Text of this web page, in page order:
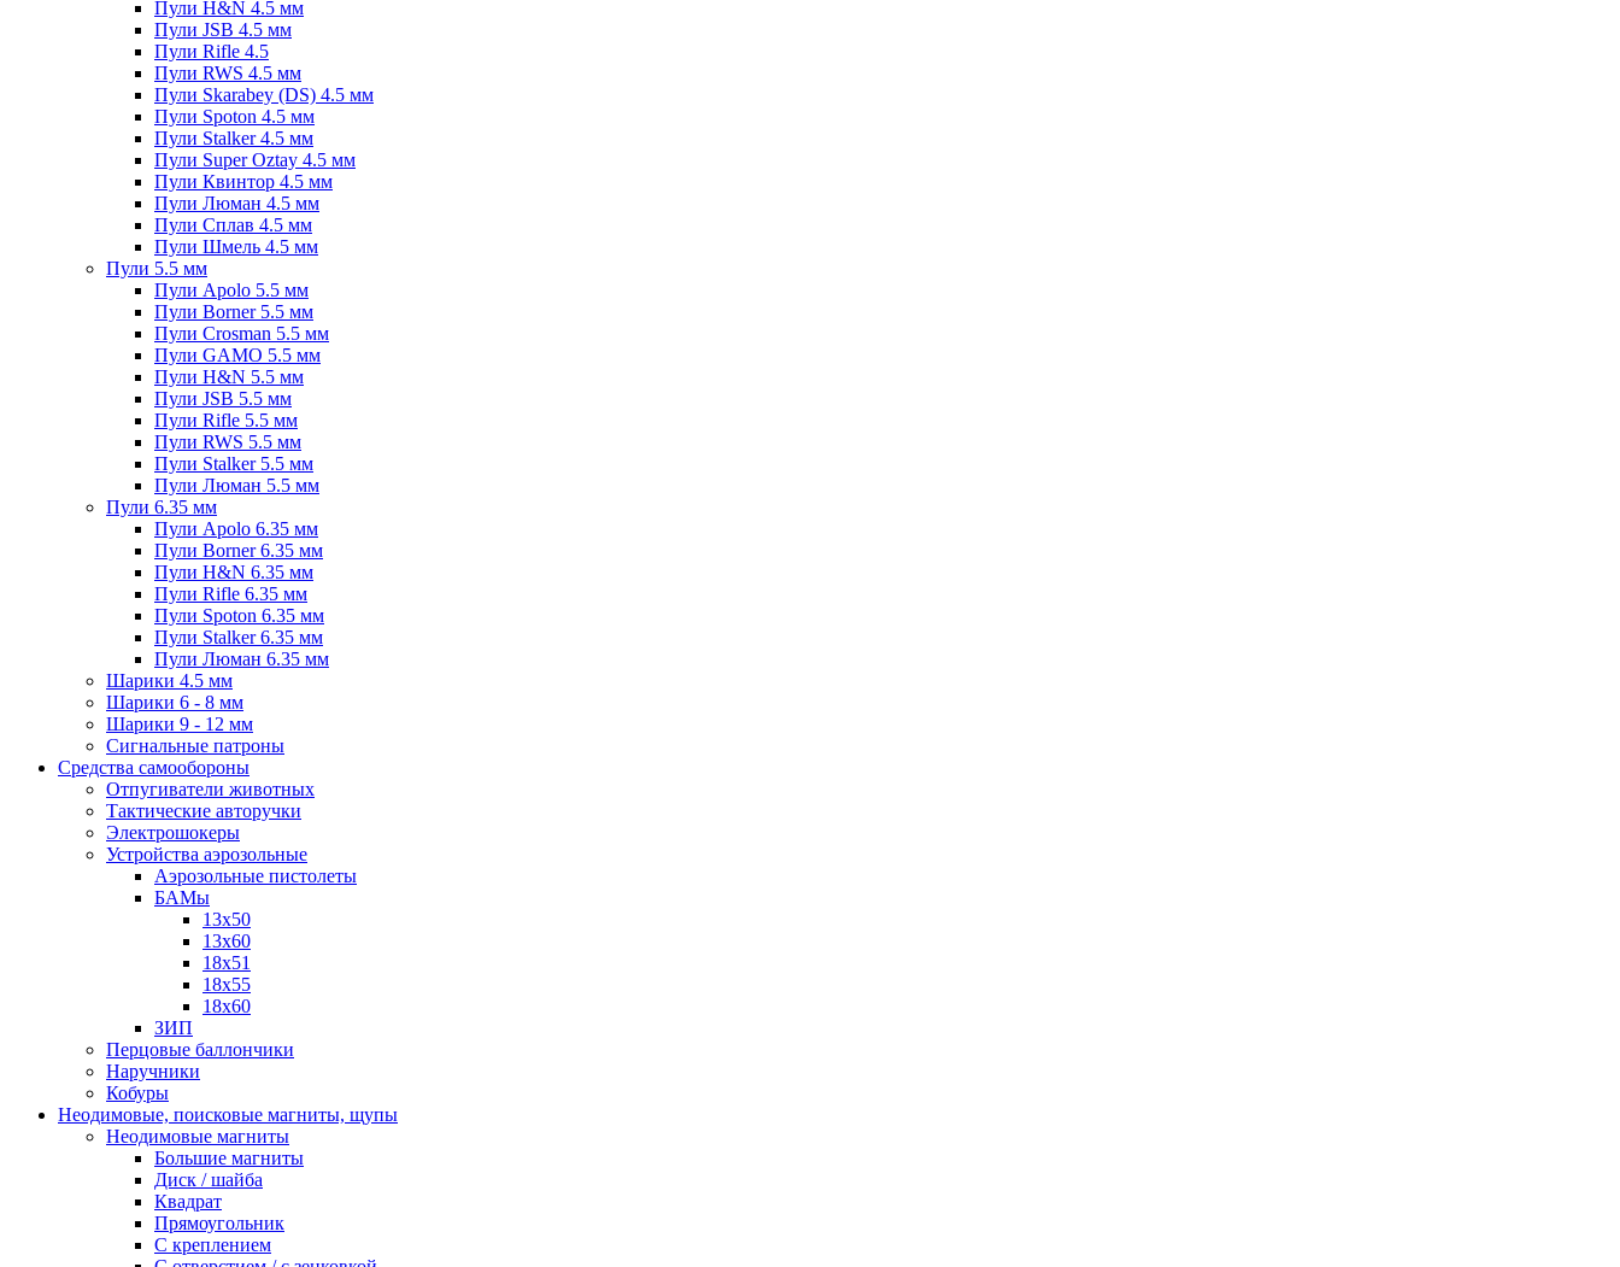
Пули H&N 4.5 мм
Пули JSB 4.5 мм
Пули Rifle 4.5
Пули RWS 4.5 мм
Пули Skarabey (DS) 4.5 мм
Пули Spoton 4.5 мм
Пули Stalker 4.5 мм
Пули Super Oztay 4.5 мм
Пули Квинтор 4.5 мм
Пули Люман 4.5 мм
Пули Сплав 4.5 мм
Пули Шмель 4.5 мм
Пули 5.5 мм
Пули Apolo 5.5 мм
Пули Borner 5.5 мм
Пули Crosman 5.5 мм
Пули GAMO 5.5 мм
Пули H&N 5.5 мм
Пули JSB 5.5 мм
Пули Rifle 5.5 мм
Пули RWS 5.5 мм
Пули Stalker 5.5 мм
Пули Люман 5.5 мм
Пули 6.35 мм
Пули Apolo 6.35 мм
Пули Borner 6.35 мм
Пули H&N 6.35 мм
Пули Rifle 6.35 мм
Пули Spoton 6.35 мм
Пули Stalker 6.35 мм
Пули Люман 6.35 мм
Шарики 4.5 мм
Шарики 6 - 8 мм
Шарики 9 - 12 мм
Сигнальные патроны
Средства самообороны
Отпугиватели животных
Тактические авторучки
Электрошокеры
Устройства аэрозольные
Аэрозольные пистолеты
БАМы
13х50
13х60
18х51
18х55
18х60
ЗИП
Перцовые баллончики
Наручники
Кобуры
Неодимовые, поисковые магниты, щупы
Неодимовые магниты
Большие магниты
Диск / шайба
Квадрат
Прямоугольник
С креплением